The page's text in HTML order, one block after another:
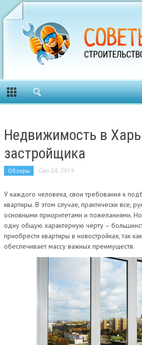
Недвижимость в
застройщика
Обзоры Сен 24, 2019
У каждого человека, свои требования к
квартиры. В этом случае, практически все,
основными приоритетами и пожеланиями.
одну общую характерную черту –
приобрести квартиры в новостройках, так
обеспечивает массу важных преимуществ.